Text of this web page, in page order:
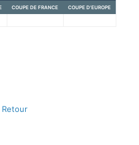
COUPE DE FRANCE COUPE D'EUROPE
Retour